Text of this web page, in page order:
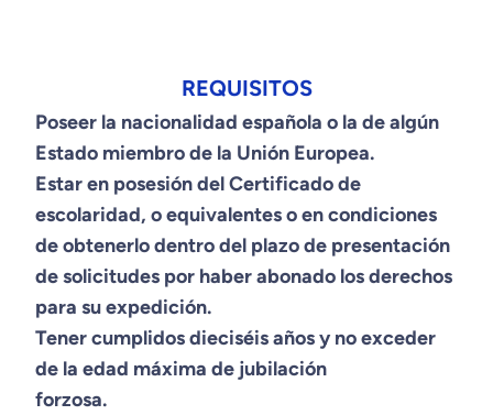
REQUISITOS
Poseer la nacionalidad española o la de algún
Estado miembro de la Unión Europea.
Estar en posesión del Certificado de
escolaridad, o equivalentes o en condiciones
de obtenerlo dentro del plazo de presentación
de solicitudes por haber abonado los derechos
para su expedición.
Tener cumplidos dieciséis años y no exceder
de la edad máxima de jubilación
forzosa.